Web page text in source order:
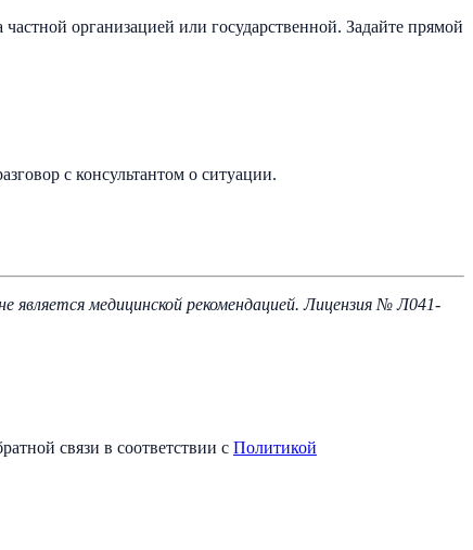
организацией или государственной. Задайте прямой
с консультантом о ситуации.
медицинской рекомендацией. Лицензия № Л041-
связи в соответствии с Политикой